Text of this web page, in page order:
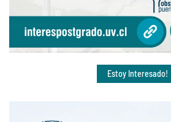
Estoy Interesado!